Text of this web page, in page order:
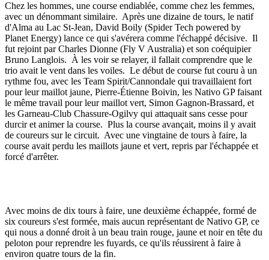
Chez les hommes, une course endiablée, comme chez les femmes,
avec un dénommant similaire. Après une dizaine de tours, le natif
d'Alma au Lac St-Jean, David Boily (Spider Tech powered by
Planet Energy) lance ce qui s'avérera comme l'échappé décisive. Il
fut rejoint par Charles Dionne (Fly V Australia) et son coéquipier
Bruno Langlois. À les voir se relayer, il fallait comprendre que le
trio avait le vent dans les voiles. Le début de course fut couru à un
rythme fou, avec les Team Spirit/Cannondale qui travaillaient fort
pour leur maillot jaune, Pierre-Étienne Boivin, les Nativo GP faisant
le même travail pour leur maillot vert, Simon Gagnon-Brassard, et
les Garneau-Club Chassure-Ogilvy qui attaquait sans cesse pour
durcir et animer la course. Plus la course avançait, moins il y avait
de coureurs sur le circuit. Avec une vingtaine de tours à faire, la
course avait perdu les maillots jaune et vert, repris par l'échappée et
forcé d'arrêter.
Avec moins de dix tours à faire, une deuxième échappée, formé de
six coureurs s'est formée, mais aucun représentant de Nativo GP, ce
qui nous a donné droit à un beau train rouge, jaune et noir en tête du
peloton pour reprendre les fuyards, ce qu'ils réussirent à faire à
environ quatre tours de la fin.